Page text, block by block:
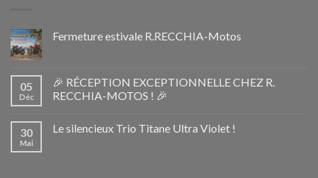
Fermeture estivale R.RECCHIA-Motos
05
Déc
🎉 RÉCEPTION EXCEPTIONNELLE CHEZ R.
RECCHIA-MOTOS ! 🎉
30
Mai
Le silencieux Trio Titane Ultra Violet !